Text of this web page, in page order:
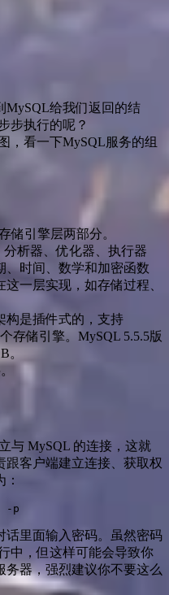
MySQL给我们返回的结
步执行的呢？
，看一下MySQL服务的组
储引擎层两部分。
分析器、优化器、执行器
、时间、数学和加密函数
一层实现，如存储过程、
构是插件式的，支持
存储引擎。MySQL 5.5.5版
。
与 MySQL 的连接，这就
跟客户端建立连接、获取权
话里面输入密码。虽然密码
中，但这样可能会导致你
务器，强烈建议你不要这么